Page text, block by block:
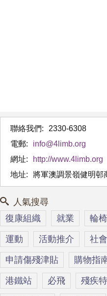
聯絡我們:
2330-6308
電郵:
info@4limb.org
網址:
http://www.4limb.org
地址:
將軍澳調景嶺健明邨
人氣搜尋
復康組織 就業 輪
運動 活動推介 社
申請傷殘津貼 購物指
港鐵站 必飛 殘疾